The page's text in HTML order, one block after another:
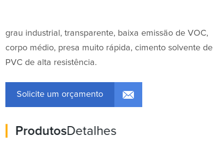
grau industrial, transparente, baixa emissão de VOC,
corpo médio, presa muito rápida, cimento solvente de
PVC de alta resistência.
Solicite um orçamento
ProdutosDetalhes